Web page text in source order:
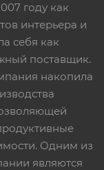
году как
интерьера и
себя как
поставщик.
накопила
Одним из
являются